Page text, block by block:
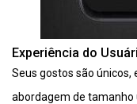
Experiência do
Seus gostos são únicos,
abordagem de tamanho